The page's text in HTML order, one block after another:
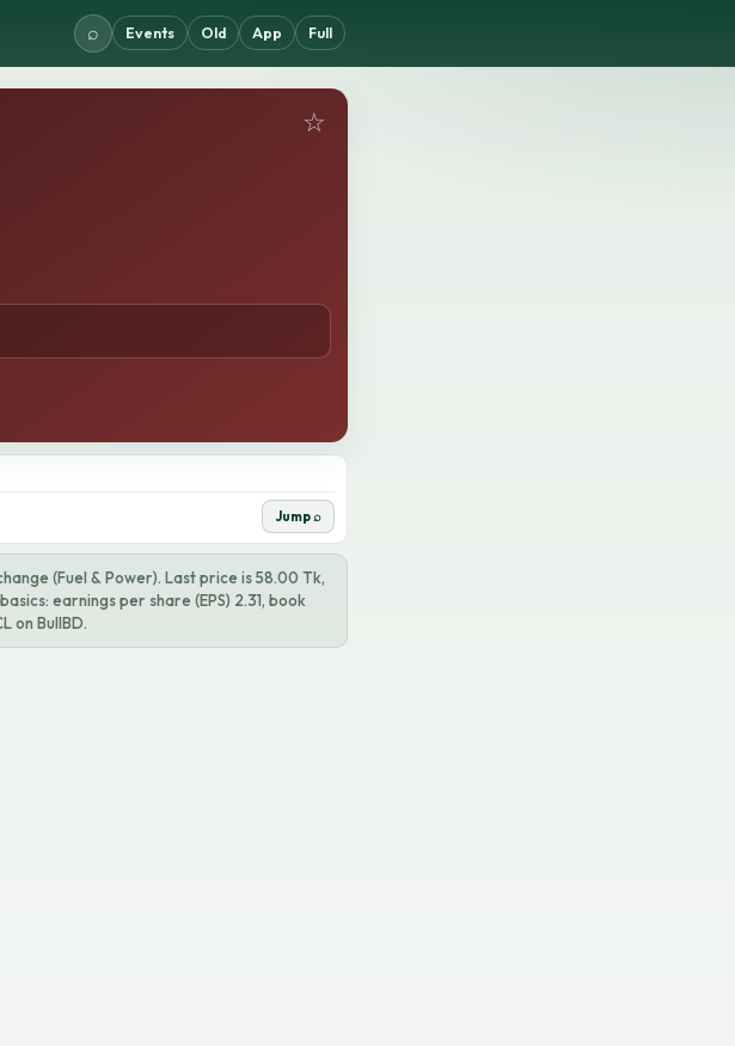
⌕ Events Old App Full
☆
Jump ⌕
(Fuel & Power). Last price is 58.00 Tk,
earnings per share (EPS) 2.31, book
on BullBD.